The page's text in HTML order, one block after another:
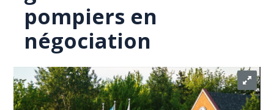
pompiers en
négociation